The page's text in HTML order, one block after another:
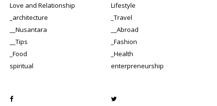
Love and Relationship
Lifestyle
_architecture
_Travel
__Nusantara
__Abroad
__Tips
_Fashion
_Food
_Health
spiritual
enterpreneurship